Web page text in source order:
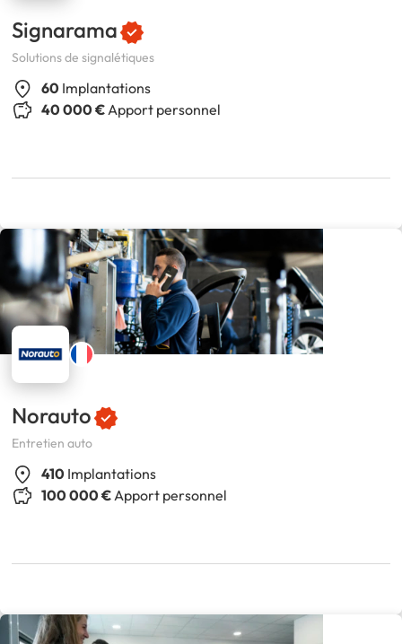
Signarama
Solutions de signalétiques
60 Implantations
40 000 €Apport personnel
Norauto
Entretien auto
410 Implantations
100 000 €Apport personnel